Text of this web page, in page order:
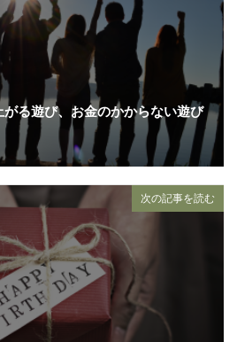
る遊び、お金のかからない遊び
次の記事を読む